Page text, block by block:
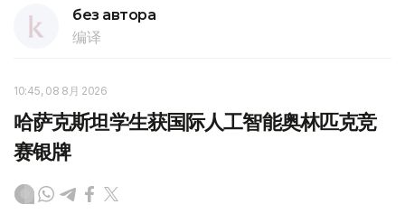
без автора
编译
10:45, 08 8月 2026
哈萨克斯坦学生获国际人工智能奥林匹克竞
赛银牌